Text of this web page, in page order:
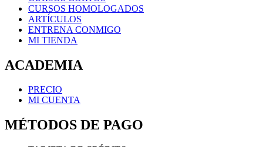
CURSOS HOMOLOGADOS
ARTÍCULOS
ENTRENA CONMIGO
MI TIENDA
ACADEMIA
PRECIO
MI CUENTA
MÉTODOS DE PAGO